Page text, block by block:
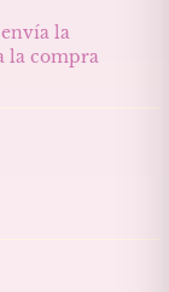
envía la
la compra